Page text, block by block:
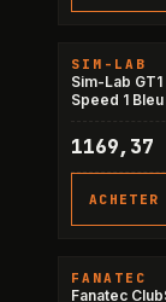
RUPTURE
SIM-LAB
Sim-Lab
Speed 1
1169,37
RUPTURE
FANATEC
Fanatec